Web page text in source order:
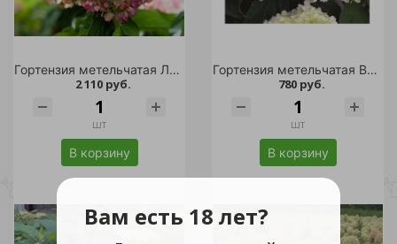
Вам есть 18 лет?
Гортензия метельчатая Ливинг Пинки Промис С2 1шт /Living Pinky Promise
2 110 руб.
шт
В корзину
Гортензия метельчатая Вайт Лайт Р9 1шт
780 руб.
шт
В корзину